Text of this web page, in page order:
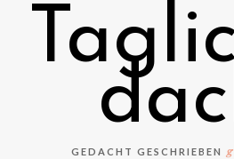
GEDACHT GESCHRIEBEN